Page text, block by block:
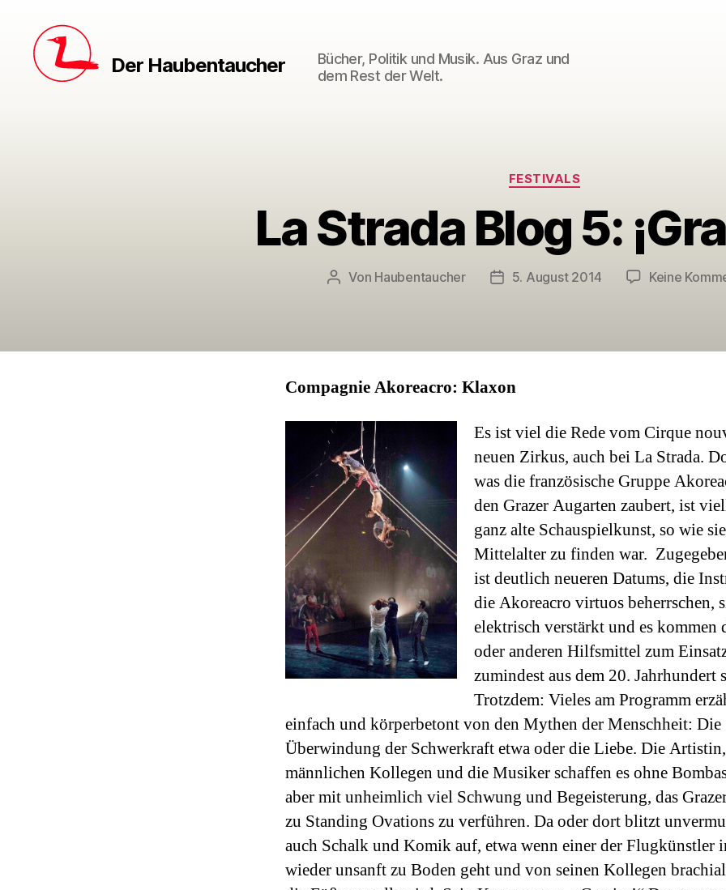
Der Haubentaucher
Bücher, Politik und Musik. Aus Graz und
dem Rest der Welt.
Kategorien
FESTIVALS
La Strada Blog 5:
Beitragsautor
Von Haubentaucher Veröffentlichungsdatum
5. August 2014 Keine
Compagnie Akoreacro: Klaxon
Es ist viel die Rede vom Cirque
neuen Zirkus, auch bei La Strada.
was die französische Gruppe
den Grazer Augarten zaubert, ist
ganz alte Schauspielkunst, so wie
Mittelalter zu finden war.
ist deutlich neueren Datums, die
die Akoreacro virtuos beherrschen,
elektrisch verstärkt und es kommen
oder anderen Hilfsmittel zum
zumindest aus dem 20. Jahrhundert
Trotzdem: Vieles am Programm
einfach und körperbetont von den Mythen der Menschheit: Die
Überwindung der Schwerkraft etwa oder die Liebe. Die
männlichen Kollegen und die Musiker schaffen es ohne
aber mit unheimlich viel Schwung und Begeisterung, das
zu Standing Ovations zu verführen. Da oder dort blitzt
auch Schalk und Komik auf, etwa wenn einer der Flugkünstler
wieder unsanft zu Boden geht und von seinen Kollegen